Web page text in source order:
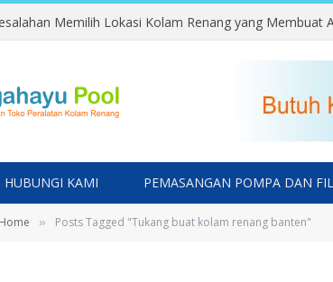
HUBUNGI KAMI PEMASANGAN POMPA DAN
Home » Posts Tagged "Tukang buat kolam renang banten"